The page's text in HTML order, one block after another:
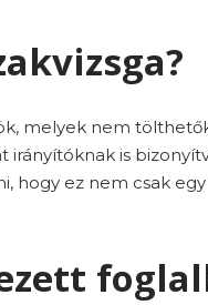
melyek nem
is
hogy ez nem csak